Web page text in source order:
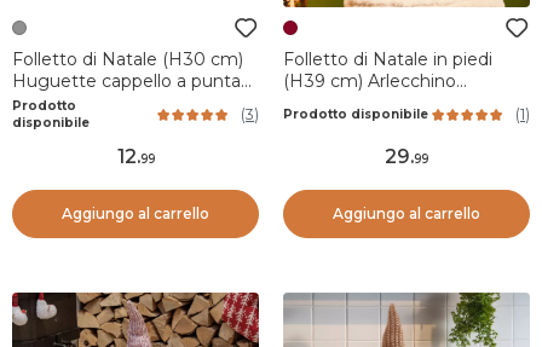
Folletto di Natale (H30 cm)
Huguette cappello a punta
Grigio
Prodotto
disponibile
(3)
12.99
Aggiungo al carrello
Folletto di Natale in piedi
(H39 cm) Arlecchino
Prodotto disponibile (1)
29.99
Aggiungo al carrello